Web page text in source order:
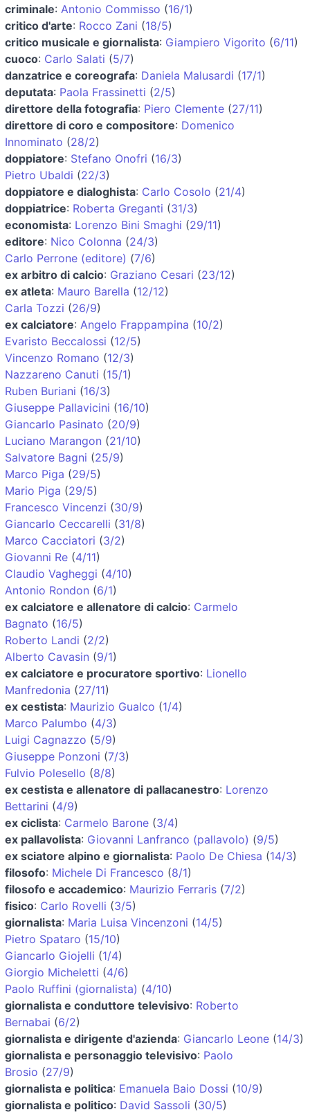
criminale: Antonio Commisso (16/1)
critico d'arte: Rocco Zani (18/5)
critico musicale e giornalista: Giampiero Vigorito (6/11)
cuoco: Carlo Salati (5/7)
danzatrice e coreografa: Daniela Malusardi (17/1)
deputata: Paola Frassinetti (2/5)
direttore della fotografia: Piero Clemente (27/11)
direttore di coro e compositore: Domenico
Innominato (28/2)
doppiatore: Stefano Onofri (16/3)
Pietro Ubaldi (22/3)
doppiatore e dialoghista: Carlo Cosolo (21/4)
doppiatrice: Roberta Greganti (31/3)
economista: Lorenzo Bini Smaghi (29/11)
editore: Nico Colonna (24/3)
Carlo Perrone (editore) (7/6)
ex arbitro di calcio: Graziano Cesari (23/12)
ex atleta: Mauro Barella (12/12)
Carla Tozzi (26/9)
ex calciatore: Angelo Frappampina (10/2)
Evaristo Beccalossi (12/5)
Vincenzo Romano (12/3)
Nazzareno Canuti (15/1)
Ruben Buriani (16/3)
Giuseppe Pallavicini (16/10)
Giancarlo Pasinato (20/9)
Luciano Marangon (21/10)
Salvatore Bagni (25/9)
Marco Piga (29/5)
Mario Piga (29/5)
Francesco Vincenzi (30/9)
Giancarlo Ceccarelli (31/8)
Marco Cacciatori (3/2)
Giovanni Re (4/11)
Claudio Vagheggi (4/10)
Antonio Rondon (6/1)
ex calciatore e allenatore di calcio: Carmelo
Bagnato (16/5)
Roberto Landi (2/2)
Alberto Cavasin (9/1)
ex calciatore e procuratore sportivo: Lionello
Manfredonia (27/11)
ex cestista: Maurizio Gualco (1/4)
Marco Palumbo (4/3)
Luigi Cagnazzo (5/9)
Giuseppe Ponzoni (7/3)
Fulvio Polesello (8/8)
ex cestista e allenatore di pallacanestro: Lorenzo
Bettarini (4/9)
ex ciclista: Carmelo Barone (3/4)
ex pallavolista: Giovanni Lanfranco (pallavolo) (9/5)
ex sciatore alpino e giornalista: Paolo De Chiesa (14/3)
filosofo: Michele Di Francesco (8/1)
filosofo e accademico: Maurizio Ferraris (7/2)
fisico: Carlo Rovelli (3/5)
giornalista: Maria Luisa Vincenzoni (14/5)
Pietro Spataro (15/10)
Giancarlo Giojelli (1/4)
Giorgio Micheletti (4/6)
Paolo Ruffini (giornalista) (4/10)
giornalista e conduttore televisivo: Roberto
Bernabai (6/2)
giornalista e dirigente d'azienda: Giancarlo Leone (14/3)
giornalista e personaggio televisivo: Paolo
Brosio (27/9)
giornalista e politica: Emanuela Baio Dossi (10/9)
giornalista e politico: David Sassoli (30/5)